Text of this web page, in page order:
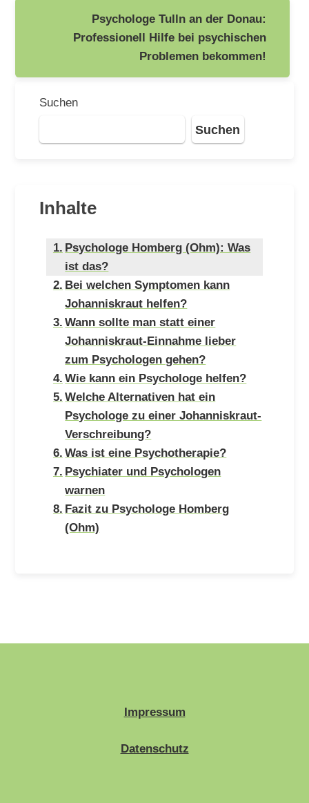
Psychologe Tulln an der Donau:
Professionell Hilfe bei psychischen
Problemen bekommen!
Suchen
Suchen
Inhalte
Psychologe Homberg (Ohm): Was
ist das?
Bei welchen Symptomen kann
Johanniskraut helfen?
Wann sollte man statt einer
Johanniskraut-Einnahme lieber
zum Psychologen gehen?
Wie kann ein Psychologe helfen?
Welche Alternativen hat ein
Psychologe zu einer Johanniskraut-
Verschreibung?
Was ist eine Psychotherapie?
Psychiater und Psychologen
warnen
Fazit zu Psychologe Homberg
(Ohm)
Impressum
Datenschutz